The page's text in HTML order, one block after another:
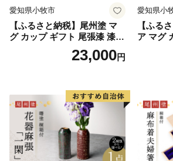
TEL：050-1807-3266（平日10：00～
※土日祝日、年末年始を除く
愛知県小牧市
【ふるさと納税】尾州塗 マ
グ カップ ギフト 尾張漆 漆
漆器 漆器工芸 工芸品 芸術性
実用性 抗菌性 美味しく安全
ウイルス効果 お取り寄せ 愛
知県 小牧市 送料無料
23,000円
愛知県小
【ふる
ア マグ
漆 漆器
性 実用
抗ウイ
愛知県